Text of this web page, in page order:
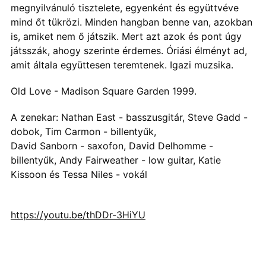
megnyilvánuló tisztelete, egyenként és együttvéve
mind őt tükrözi. Minden hangban benne van, azokban
is, amiket nem ő játszik. Mert azt azok és pont úgy
játsszák, ahogy szerinte érdemes. Óriási élményt ad,
amit általa együttesen teremtenek. Igazi muzsika.
Old Love - Madison Square Garden 1999.
A zenekar: Nathan East - basszusgitár, Steve Gadd -
dobok, Tim Carmon - billentyűk,
David Sanborn - saxofon, David Delhomme -
billentyűk, Andy Fairweather - low guitar, Katie
Kissoon és Tessa Niles - vokál
https://youtu.be/thDDr-3HiYU